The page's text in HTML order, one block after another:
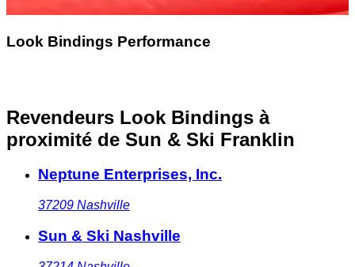
Look Bindings Performance
Revendeurs Look Bindings à
proximité de Sun & Ski Franklin
Neptune Enterprises, Inc.
37209 Nashville
Sun & Ski Nashville